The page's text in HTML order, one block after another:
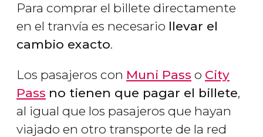
Para comprar el billete directamente
en el tranvía es necesario llevar el
cambio exacto.
Los pasajeros con Muni Pass o City
Pass no tienen que pagar el billete,
al igual que los pasajeros que hayan
viajado en otro transporte de la red